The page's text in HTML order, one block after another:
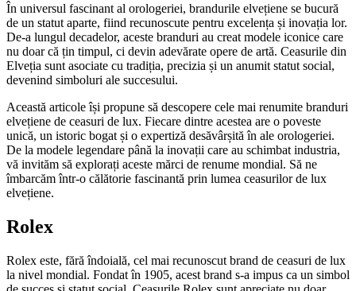
În universul fascinant al orologeriei, brandurile elvețiene se bucură
de un statut aparte, fiind recunoscute pentru excelența și inovația lor.
De-a lungul decadelor, aceste branduri au creat modele iconice care
nu doar că țin timpul, ci devin adevărate opere de artă. Ceasurile din
Elveția sunt asociate cu tradiția, precizia și un anumit statut social,
devenind simboluri ale succesului.
Această articole își propune să descopere cele mai renumite branduri
elvețiene de ceasuri de lux. Fiecare dintre acestea are o poveste
unică, un istoric bogat și o expertiză desăvârșită în ale orologeriei.
De la modele legendare până la inovații care au schimbat industria,
vă invităm să explorați aceste mărci de renume mondial. Să ne
îmbarcăm într-o călătorie fascinantă prin lumea ceasurilor de lux
elvețiene.
Rolex
Rolex este, fără îndoială, cel mai recunoscut brand de ceasuri de lux
la nivel mondial. Fondat în 1905, acest brand s-a impus ca un simbol